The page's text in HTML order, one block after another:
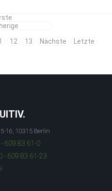
12 13 Nächste Letzte
16, 10315 Berlin
609 83 61-0
- 609 83 61-23